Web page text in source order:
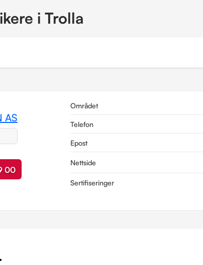
i Trolla
AS
00
Området
Telefon
Epost
Nettside
Sertifiseringer